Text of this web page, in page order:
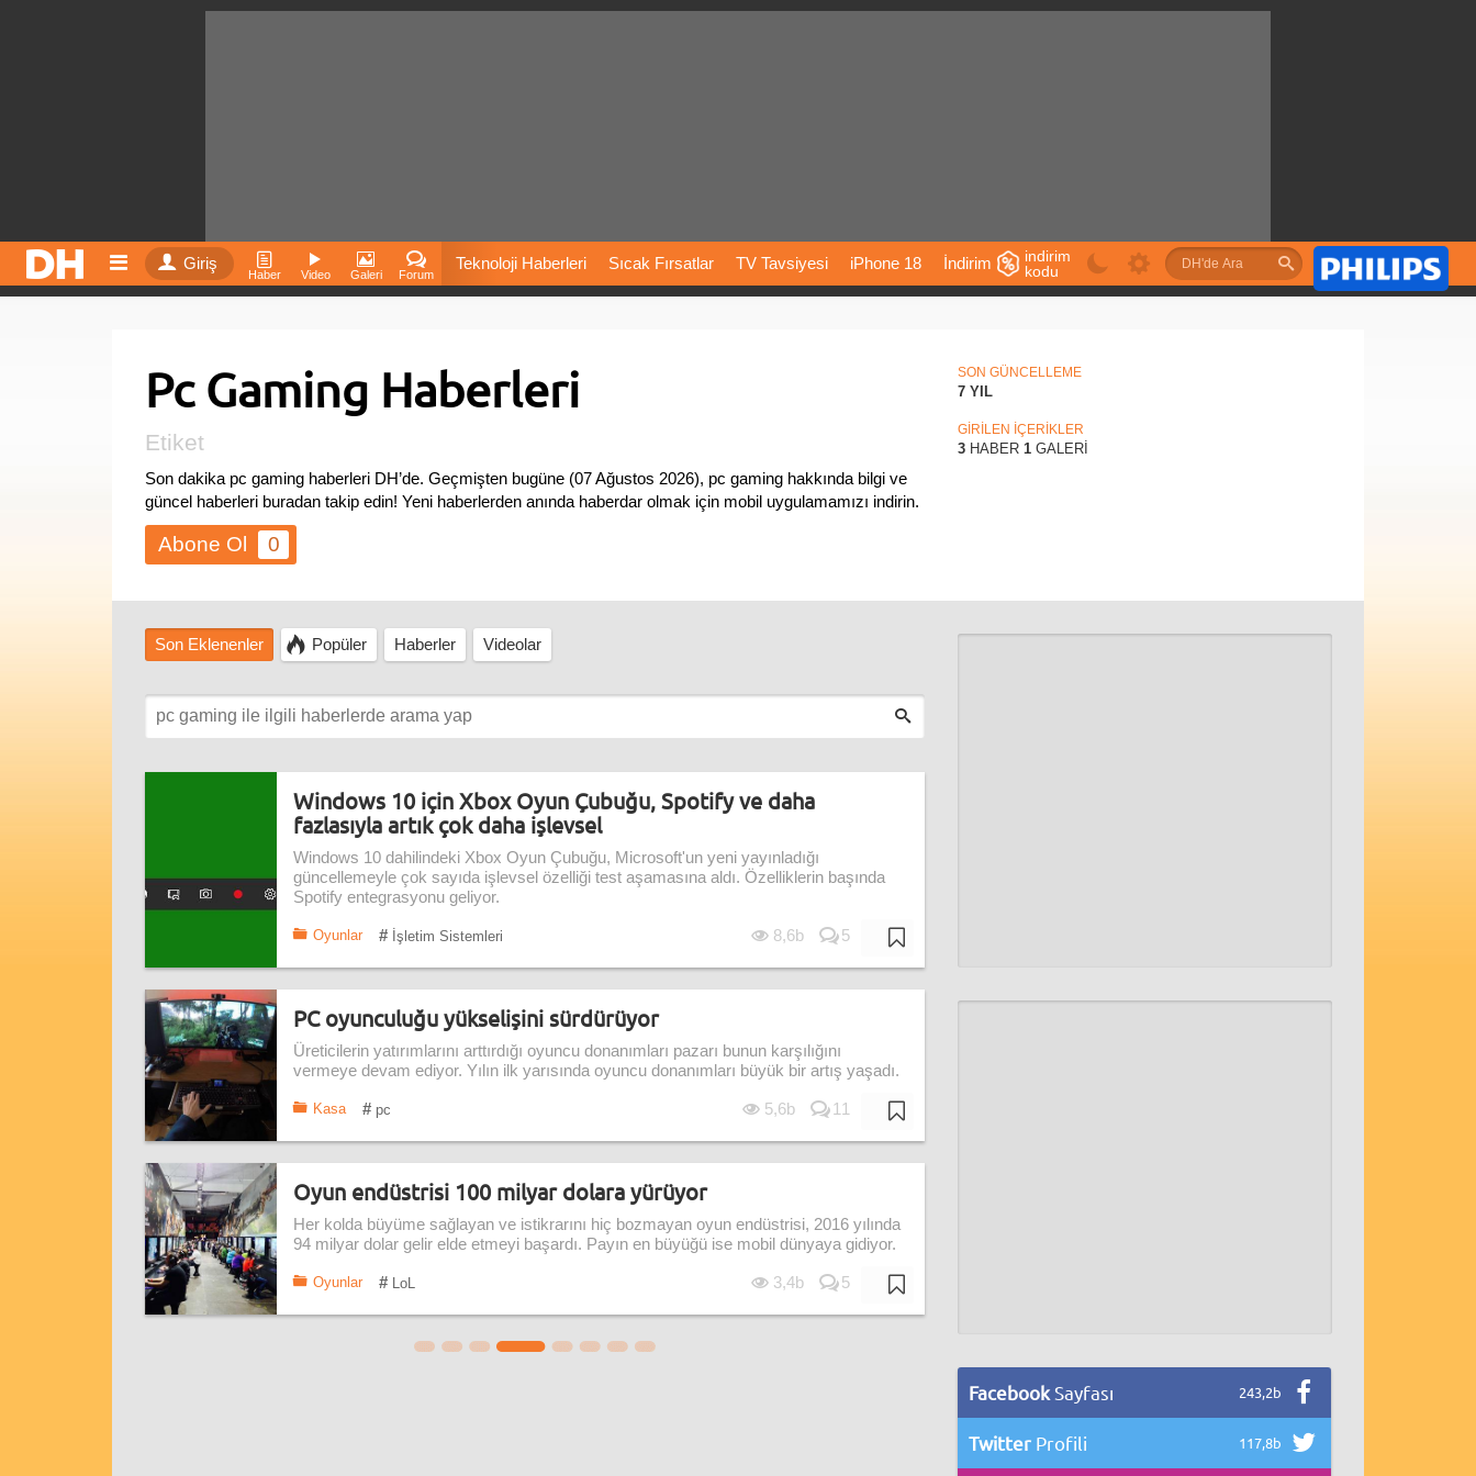
Giriş
Haber Video Galeri Forum
Teknoloji Haberleri Sıcak Fırsatlar TV Tavsiyesi iPhone 18 İndirim
Fiyatları Vizyondaki Önerileri
indirim
kodu
Pc Gaming Haberleri
Etiket
Son dakika pc gaming haberleri DH’de. Geçmişten bugüne (07 Ağustos 2026), pc gaming hakkında bilgi ve
güncel haberleri buradan takip edin! Yeni haberlerden anında haberdar olmak için mobil uygulamamızı indirin.
0
SON GÜNCELLEME
7 YIL
GİRİLEN İÇERİKLER
3 HABER 1 GALERİ
Son Eklenenler Popüler Haberler Videolar
Windows 10 için Xbox Oyun Çubuğu, Spotify ve daha
fazlasıyla artık çok daha işlevsel
Windows 10 dahilindeki Xbox Oyun Çubuğu, Microsoft'un yeni yayınladığı
güncellemeyle çok sayıda işlevsel özelliği test aşamasına aldı. Özelliklerin başında
Spotify entegrasyonu geliyor.
Oyunlar # İşletim Sistemleri 8,6b 5
PC oyunculuğu yükselişini sürdürüyor
Üreticilerin yatırımlarını arttırdığı oyuncu donanımları pazarı bunun karşılığını
vermeye devam ediyor. Yılın ilk yarısında oyuncu donanımları büyük bir artış yaşadı.
Kasa # pc 5,6b 11
Oyun endüstrisi 100 milyar dolara yürüyor
Her kolda büyüme sağlayan ve istikrarını hiç bozmayan oyun endüstrisi, 2016 yılında
94 milyar dolar gelir elde etmeyi başardı. Payın en büyüğü ise mobil dünyaya gidiyor.
Oyunlar # LoL 3,4b 5
Facebook Sayfası 243,2b
Twitter Profili 117,8b